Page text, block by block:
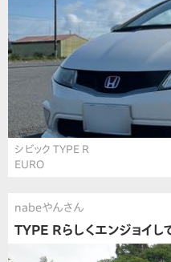
シビック TYPE R
EURO
nabeやんさん
TYPE Rらしくエンジョイ